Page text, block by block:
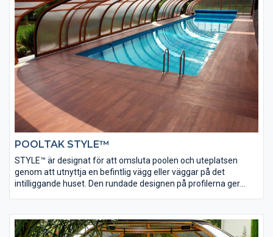
Den tekniskt avancerade, nya designen ger en känsla av
storslagenhet och oöverträffad kvalitet.
POOLTAK STYLE™
STYLE™ är designat för att omsluta poolen och uteplatsen
genom att utnyttja en befintlig vägg eller väggar på det
intilliggande huset. Den rundade designen på profilerna ger
taket sitter på den lodräta väggen. Utrymmet mellan vägg och
pool är snyggt inglasat och på så sätt skyddat.